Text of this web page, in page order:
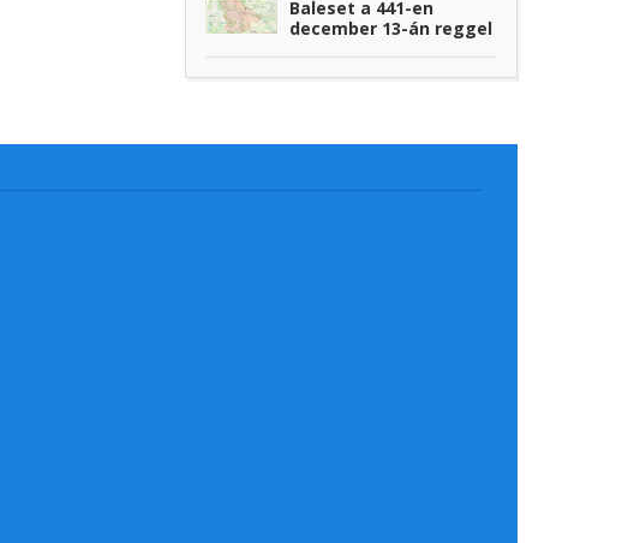
Baleset a 441-en
december 13-án reggel